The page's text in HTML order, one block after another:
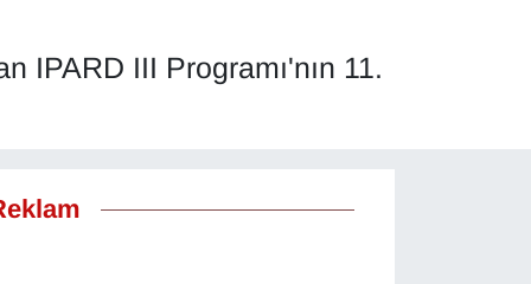
IPARD III Programı'nın 11.